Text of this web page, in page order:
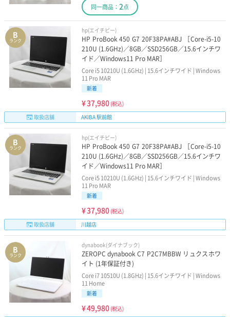
ゲーミングノート
価格・大きさで選ぶ
2万円以下の13インチ 5万円以下の13インチ
8万円以下の13インチ
2万円以下の15インチ
8万円以下の15インチ
同一商品： 2点
B
ランク
hp(エイチピー)
HP ProBook 450 G7 20F38PA#ABJ ［Core-i5-10
210U (1.6GHz)／8GB／SSD256GB／15.6インチワ
イド／Windows11 Pro MAR］
Core i5 10210U (1.6GHz) | 15.6インチワイド | Windows
11 Pro MAR
新着
¥37,980 (税込)
取扱店舗
AKIBA 駅前館
B
ランク
hp(エイチピー)
HP ProBook 450 G7 20F38PA#ABJ ［Core-i5-10
210U (1.6GHz)／8GB／SSD256GB／15.6インチワ
イド／Windows11 Pro MAR］
Core i5 10210U (1.6GHz) | 15.6インチワイド | Windows
11 Pro MAR
新着
¥37,980 (税込)
取扱店舗
川越店
B
ランク
dynabook(ダイナブック)
ZEROPC dynabook C7 P2C7MBBW リュクスホワ
イト (1年保証付き)
Core i7 10510U (1.8GHz) | 15.6インチワイド | Windows
11 Home
新着
¥49,980 (税込)